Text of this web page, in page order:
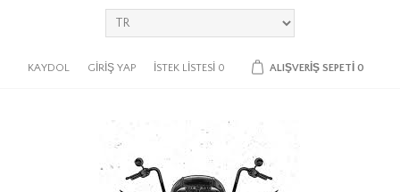
KAYDOL GIRIŞ YAP İSTEK LISTESI 0 ALIŞVERIŞ SEPETI 0